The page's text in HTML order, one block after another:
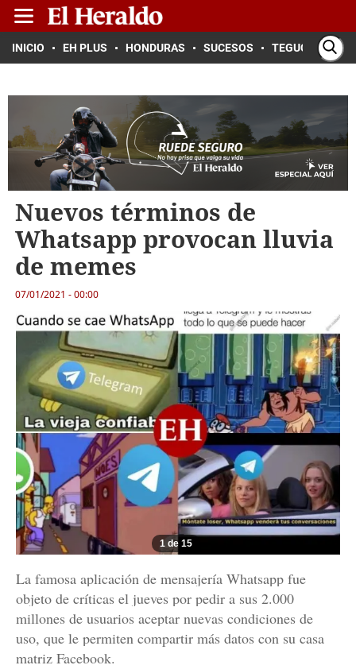
INICIO EH PLUS HONDURAS SUCESOS TEGUCIGALPA
Nuevos términos de
Whatsapp provocan lluvia
de memes
07/01/2021 - 00:00
1 de 15
La famosa aplicación de mensajería Whatsapp fue
objeto de críticas el jueves por pedir a sus 2.000
millones de usuarios aceptar nuevas condiciones de
uso, que le permiten compartir más datos con su casa
matriz Facebook.